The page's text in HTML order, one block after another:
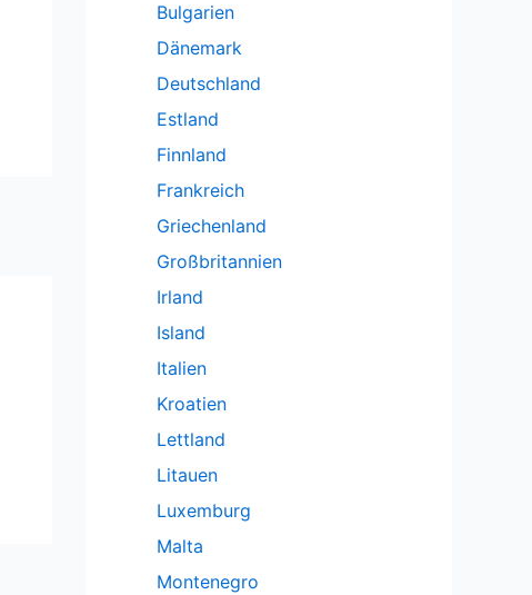
Bulgarien
Dänemark
Deutschland
Estland
Finnland
Frankreich
Griechenland
Großbritannien
Irland
Island
Italien
Kroatien
Lettland
Litauen
Luxemburg
Malta
Montenegro